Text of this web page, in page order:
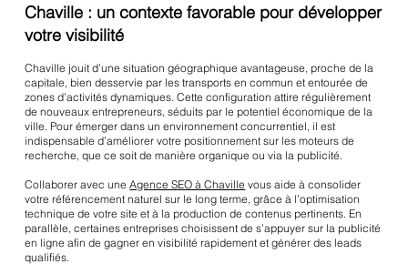
Chaville : un contexte favorable pour développer
votre visibilité
Chaville jouit d’une situation géographique avantageuse, proche de la
capitale, bien desservie par les transports en commun et entourée de
zones d’activités dynamiques. Cette configuration attire régulièrement
de nouveaux entrepreneurs, séduits par le potentiel économique de la
ville. Pour émerger dans un environnement concurrentiel, il est
indispensable d’améliorer votre positionnement sur les moteurs de
recherche, que ce soit de manière organique ou via la publicité.
Collaborer avec uneAgence SEO à Chaville vous aide à consolider
votre référencement naturel sur le long terme, grâce à l’optimisation
technique de votre site et à la production de contenus pertinents. En
parallèle, certaines entreprises choisissent de s’appuyer sur la publicité
en ligne afin de gagner en visibilité rapidement et générer des leads
qualifiés.